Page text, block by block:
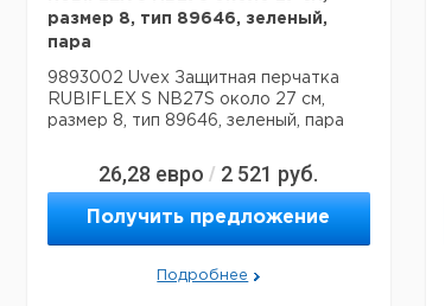
размер 8, тип 89646, зеленый,
пара
9893002 Uvex Защитная перчатка
RUBIFLEX S NB27S около 27 см,
размер 8, тип 89646, зеленый, пара
26,28 евро / 2 521 руб.
Получить предложение
Подробнее